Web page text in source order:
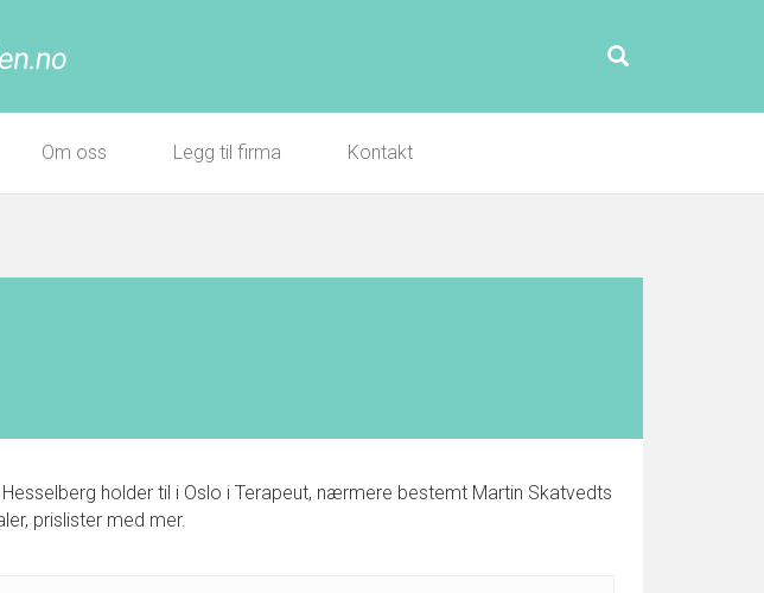
Om oss Legg til firma Kontakt
holder til i Oslo i Terapeut, nærmere bestemt Martin Skatvedts
prislister med mer.